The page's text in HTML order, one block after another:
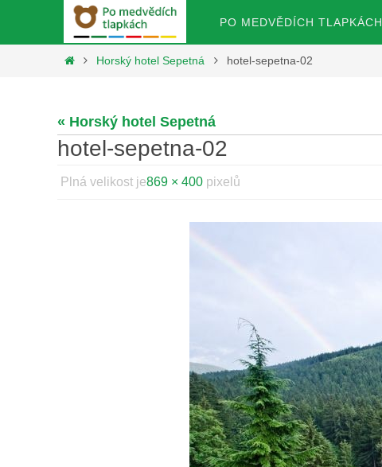
obsah
PO MEDVĚDÍCH TLAPKÁCH
HomeHorský hotel Sepetná hotel-sepetna-02
« Horský hotel Sepetná
hotel-sepetna-02
Plná velikost je869 × 400 pixelů